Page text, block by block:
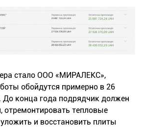
стало ООО «МИРАЛЕКС»,
обойдутся примерно в 26
До конца года подрядчик должен
отремонтировать тепловые
и восстановить плиты